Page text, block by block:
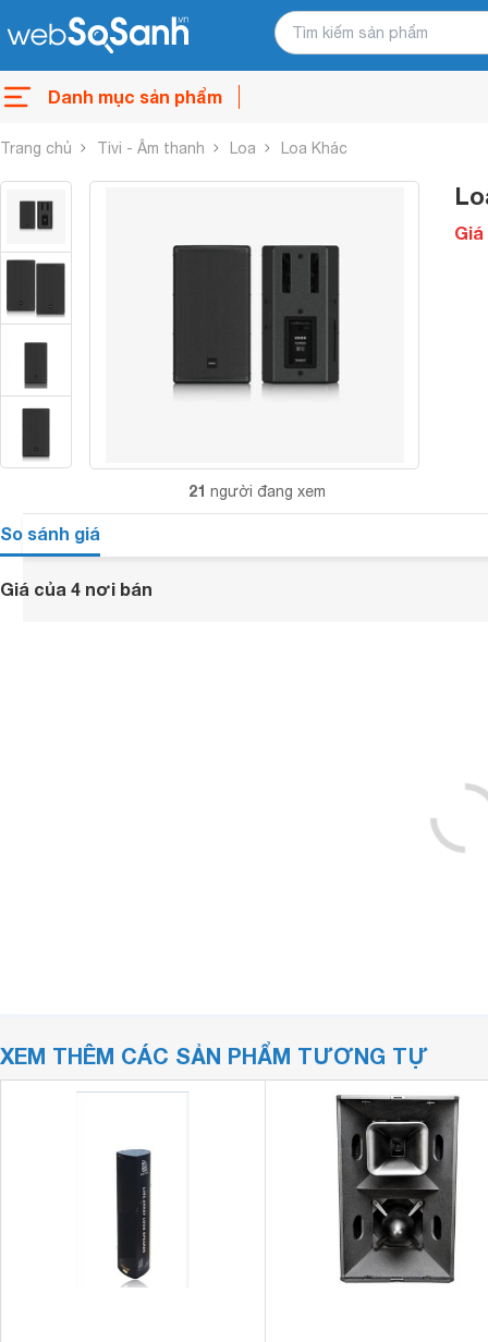
Danh mục sản phẩm
Trang chủ Tivi - Âm thanh Loa Loa Khác
21 người đang xem
Giá
So sánh giá
Giá của 4 nơi bán
XEM THÊM CÁC SẢN PHẨM TƯƠNG TỰ